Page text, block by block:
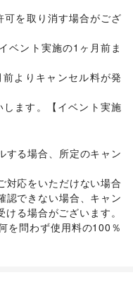
・オフィス
を取り消す場合がござ
ベント実施の1ヶ月前ま
よりキャンセル料が発
ます。【イベント実施
する場合、所定のキャン
対応をいただけない場合
認できない場合、キャン
る場合がございます。
を問わず使用料の100％